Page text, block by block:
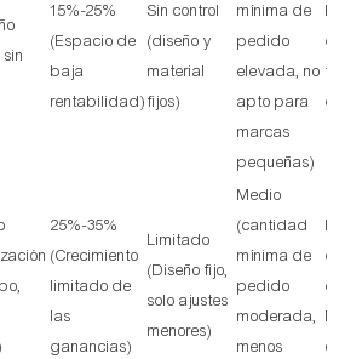
15%-25%
(Espacio de
baja
rentabilidad)
Sin control
(diseño y
material
fijos)
mínima de
pedido
elevada, no
apto para
marcas
pequeñas)
25%-35%
(Crecimiento
limitado de
las
ganancias)
Limitado
(Diseño fijo,
solo ajustes
menores)
Medio
(cantidad
mínima de
pedido
moderada,
menos
de